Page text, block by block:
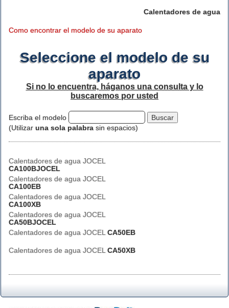
Calentadores de agua
Como encontrar el modelo de su aparato
Seleccione el modelo de su
aparato
Si no lo encuentra, háganos una consulta y lo
buscaremos por usted
Escriba el modelo
(Utilizar una sola palabra sin espacios)
Calentadores de agua JOCEL
CA100BJOCEL
Calentadores de agua JOCEL
CA100EB
Calentadores de agua JOCEL
CA100XB
Calentadores de agua JOCEL
CA50BJOCEL
Calentadores de agua JOCEL CA50EB
Calentadores de agua JOCEL CA50XB